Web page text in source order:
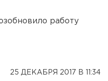
работу
25 ДЕКАБРЯ 2017 В 11:34